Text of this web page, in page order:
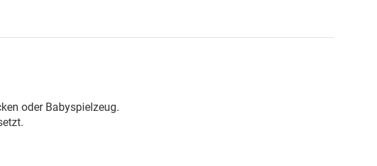
oder Babyspielzeug.